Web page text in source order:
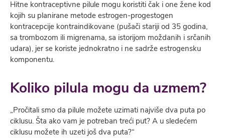
Hitne kontraceptivne pilule mogu koristiti čak i one žene kod
kojih su planirane metode estrogen-progestogen
kontracepcije kontraindikovane (pušači stariji od 35 godina,
sa trombozom ili migrenama, sa istorijom moždanih i srčanih
udara), jer se koriste jednokratno i ne sadrže estrogensku
komponentu.
Koliko pilula mogu da uzmem?
„Pročitali smo da pilule možete uzimati najviše dva puta po
ciklusu. Šta ako vam je potreban treći put? A u sledećem
ciklusu možete ih uzeti još dva puta?“